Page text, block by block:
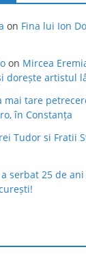
on Fina lui Ion
on Mircea
dorește artistul
mai tare
în Constanța
Tudor si Fratii
a serbat 25 de